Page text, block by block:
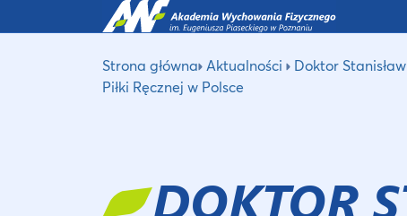
Strona główna Aktualności
Doktor
Piłki Ręcznej w Polsce
DOKTOR